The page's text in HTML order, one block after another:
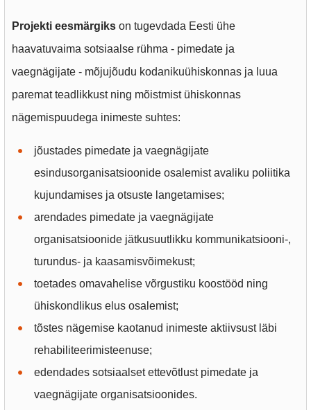
Projekti eesmärgikson tugevdada Eesti ühe
haavatuvaima sotsiaalse rühma - pimedate ja
vaegnägijate - mõjujõudu kodanikuühiskonnas ja luua
paremat teadlikkust ning mõistmist ühiskonnas
nägemispuudega inimeste suhtes:
jõustades pimedate ja vaegnägijate
esindusorganisatsioonide osalemist avaliku poliitika
kujundamises ja otsuste langetamises;
arendades pimedate ja vaegnägijate
organisatsioonide jätkusuutlikku kommunikatsiooni-,
turundus- ja kaasamisvõimekust;
toetades omavahelise võrgustiku koostööd ning
ühiskondlikus elus osalemist;
tõstes nägemise kaotanud inimeste aktiivsust läbi
rehabiliteerimisteenuse;
edendades sotsiaalset ettevõtlust pimedate ja
vaegnägijate organisatsioonides.